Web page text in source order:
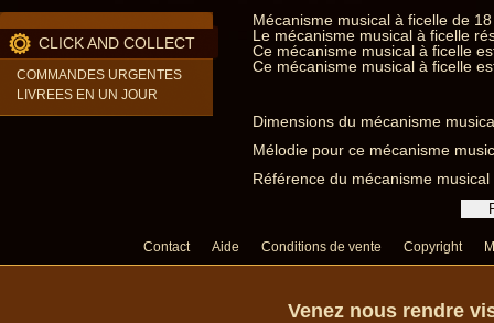
CLICK AND COLLECT
COMMANDES URGENTES
LIVREES EN UN JOUR
Mécanisme musical à ficelle de
Le mécanisme musical à ficelle
Ce mécanisme musical à ficelle
Ce mécanisme musical à ficelle
Dimensions du mécanisme
Mélodie pour ce mécanisme
Référence du mécanisme
Contact Aide Conditions de vente Copyright
Venez nous rendre